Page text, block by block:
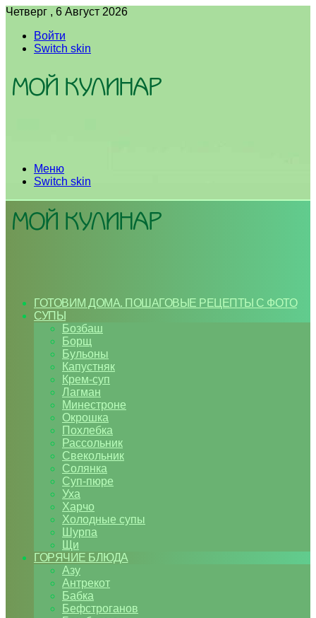
Четверг , 6 Август 2026
Войти
Switch skin
Меню
Switch skin
ГОТОВИМ ДОМА. ПОШАГОВЫЕ РЕЦЕПТЫ С ФОТО
СУПЫ
Бозбаш
Борщ
Бульоны
Капустняк
Крем-суп
Лагман
Минестроне
Окрошка
Похлебка
Рассольник
Свекольник
Солянка
Суп-пюре
Уха
Харчо
Холодные супы
Шурпа
Щи
ГОРЯЧИЕ БЛЮДА
Азу
Антрекот
Бабка
Бефстроганов